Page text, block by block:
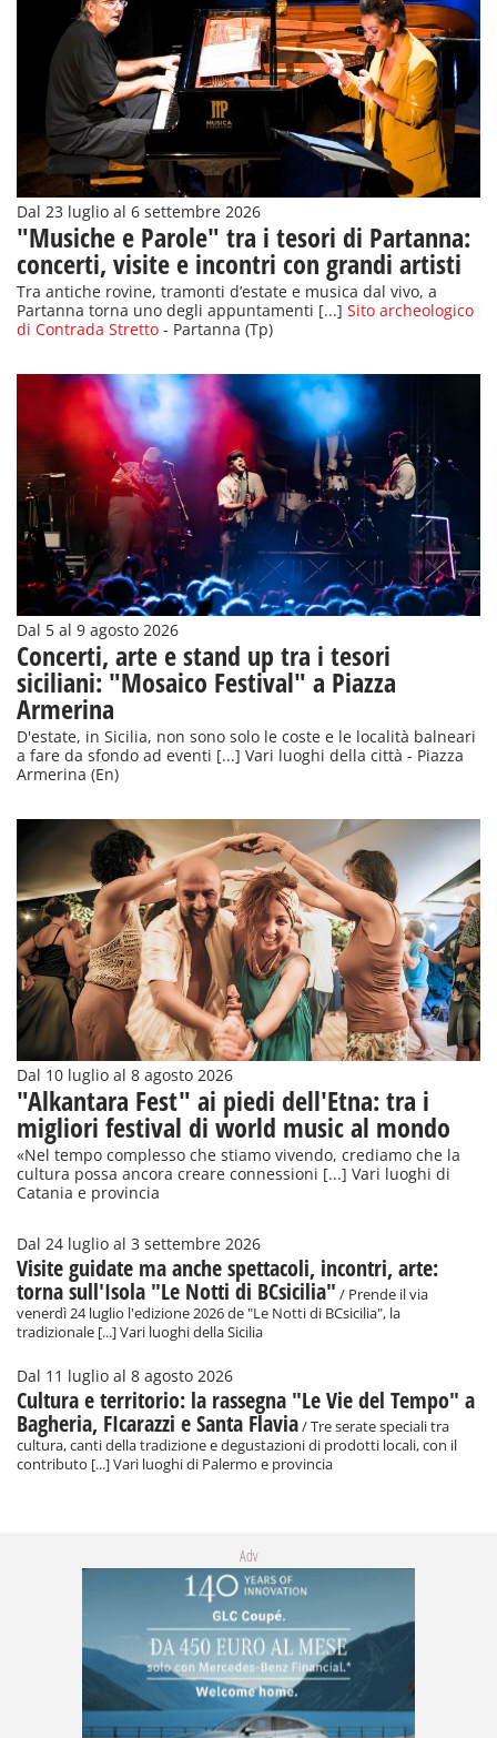
Dal 23 luglio al 6 settembre 2026
"Musiche e Parole" tra i tesori di Partanna:
concerti, visite e incontri con grandi artisti
Tra antiche rovine, tramonti d’estate e musica dal vivo, a
Partanna torna uno degli appuntamenti [...] Sito archeologico
di Contrada Stretto - Partanna (Tp)
Dal 5 al 9 agosto 2026
Concerti, arte e stand up tra i tesori
siciliani: "Mosaico Festival" a Piazza
Armerina
D'estate, in Sicilia, non sono solo le coste e le località balneari
a fare da sfondo ad eventi [...] Vari luoghi della città - Piazza
Armerina (En)
Dal 10 luglio al 8 agosto 2026
"Alkantara Fest" ai piedi dell'Etna: tra i
migliori festival di world music al mondo
«Nel tempo complesso che stiamo vivendo, crediamo che la
cultura possa ancora creare connessioni [...] Vari luoghi di
Catania e provincia
Dal 24 luglio al 3 settembre 2026
Visite guidate ma anche spettacoli, incontri, arte:
torna sull'Isola "Le Notti di BCsicilia" / Prende il via
venerdì 24 luglio l'edizione 2026 de "Le Notti di BCsicilia", la
tradizionale [...] Vari luoghi della Sicilia
Dal 11 luglio al 8 agosto 2026
Cultura e territorio: la rassegna "Le Vie del Tempo" a
Bagheria, FIcarazzi e Santa Flavia/ Tre serate speciali tra
cultura, canti della tradizione e degustazioni di prodotti locali, con il
contributo [...] Vari luoghi di Palermo e provincia
Adv